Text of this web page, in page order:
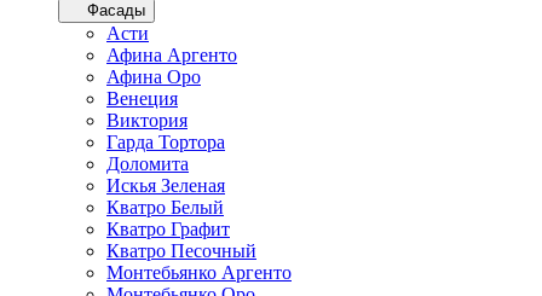
Фасады
Асти
Афина Аргенто
Афина Оро
Венеция
Виктория
Гарда Тортора
Доломита
Искья Зеленая
Кватро Белый
Кватро Графит
Кватро Песочный
Монтебьянко Аргенто